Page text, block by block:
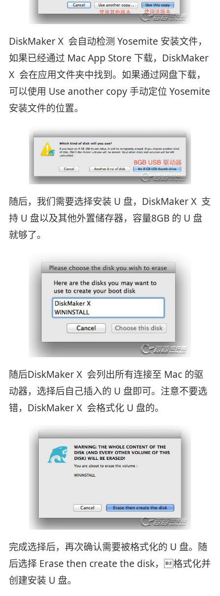
DiskMaker X 会自动检测 Yosemite 安装文件，
如果已经通过 Mac App Store 下载，DiskMaker
X 会在应用文件夹中找到。如果通过网盘下载，
可以使用 Use another copy 手动定位 Yosemite
安装文件的位置。
随后，我们需要选择安装 U 盘，DiskMaker X 支
持 U 盘以及其他外置储存器，容量8GB 的 U 盘
就够了。
随后DiskMaker X 会列出所有连接至 Mac 的驱
动器，选择后自己插入的 U 盘即可。注意不要选
错，DiskMaker X 会格式化 U 盘的。
完成选择后，再次确认需要被格式化的 U 盘。随
后选择 Erase then create the disk，格式化并
创建安装 U 盘。